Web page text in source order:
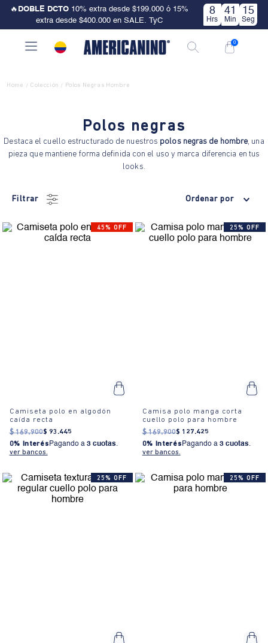
🔥 DOBLE DCTO 10% extra desde $199.000 ó 15%
extra desde $400.000 en SALE. TyC
8
Hrs
41
Min
14
Seg
0
Home / Colección / Polos Negras Hombre
Polos negras
Destaca el cuello estructurado de nuestros polos negras de hombre, una
pieza que mantiene forma definida con el uso y marca diferencia en tus
looks.
Filtrar Ordenar por
45% OFF
Camiseta polo en algodón
caída recta
$ 169.900$ 93 .445
0% Interés Pagando a 3 cuotas.
ver bancos.
25% OFF
Camisa polo manga corta
cuello polo para hombre
$ 169.900$ 127.425
0% Interés Pagando a 3 cuotas.
ver bancos.
25% OFF 25% OFF